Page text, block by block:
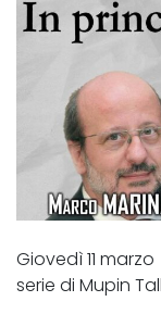
Giovedì 11
serie di Mupin